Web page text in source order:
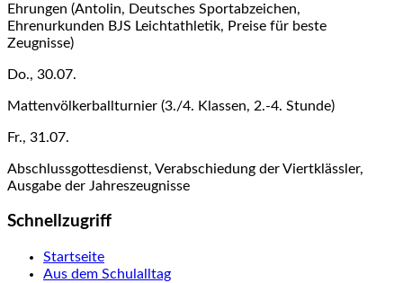
Ehrungen (Antolin, Deutsches Sportabzeichen,
Ehrenurkunden BJS Leichtathletik, Preise für beste
Zeugnisse)
Do., 30.07.
Mattenvölkerballturnier (3./4. Klassen, 2.-4. Stunde)
Fr., 31.07.
Abschlussgottesdienst, Verabschiedung der Viertklässler,
Ausgabe der Jahreszeugnisse
Schnellzugriff
Startseite
Aus dem Schulalltag